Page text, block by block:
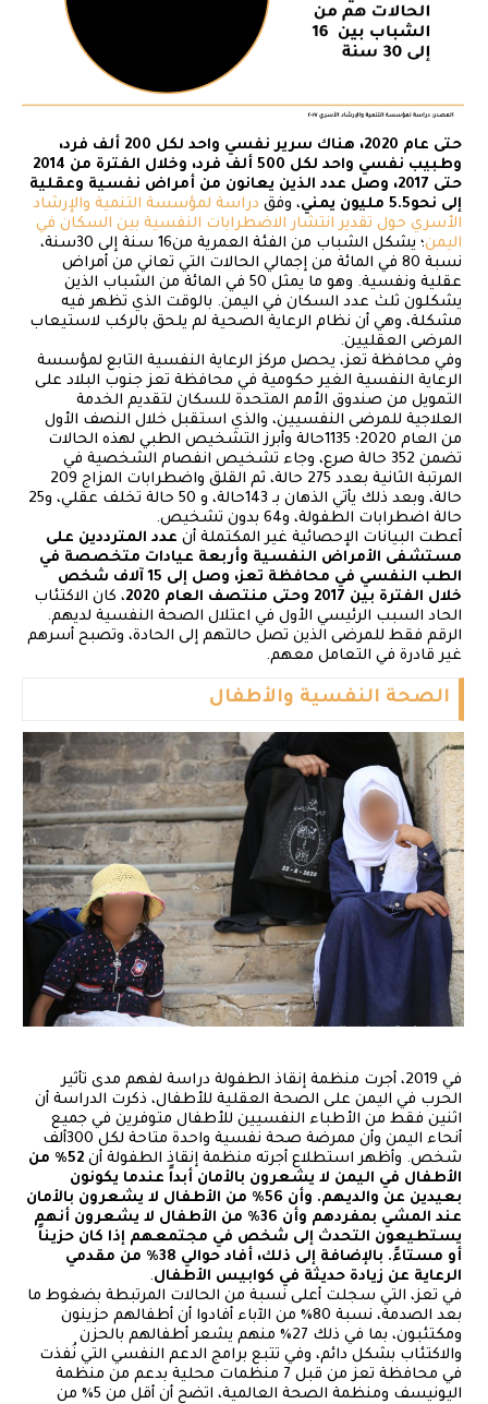
حتى عام 2020، هناك سرير نفسي واحد لكل 200 ألف فرد،
وطبيب نفسي واحد لكل 500 ألف فرد، وخلال الفترة من 2014
حتى 2017، وصل عدد الذين يعانون من أمراض نفسية وعقلية
إلى نحو5.5 مليون يمني
، وفق دراسة لمؤسسة التنمية والإرشاد
الأسري حول تقدير انتشار الاضطرابات النفسية بين السكان في
اليمن
؛ يشكل الشباب من الفئة العمرية من16 سنة إلى 30سنة،
نسبة 80 في المائة من إجمالي الحالات التي تعاني من أمراض
عقلية ونفسية. وهو ما يمثل 50 في المائة من الشباب الذين
يشكلون ثلث عدد السكان في اليمن. بالوقت الذي تظهر فيه
مشكلة، وهي أن نظام الرعاية الصحية لم يلحق بالركب لاستيعاب
المرضى العقليين.
وفي محافظة تعز، يحصل مركز الرعاية النفسية التابع لمؤسسة
الرعاية النفسية الغير حكومية في محافظة تعز جنوب البلاد على
التمويل من صندوق الأمم المتحدة للسكان لتقديم الخدمة
العلاجية للمرضى النفسيين، والذي استقبل خلال النصف الأول
من العام 2020؛ 1135حالة وأبرز التشخيص الطبي لهذه الحالات
تضمن 352 حالة صرع، وجاء تشخيص انفصام الشخصية في
المرتبة الثانية بعدد 275 حالة، ثم القلق واضطرابات المزاج 209
حالة، وبعد ذلك يأتي الذهان بـ 143حالة، و 50 حالة تخلف عقلي، و25
حالة اضطرابات الطفولة، و64 بدون تشخيص.
أعطت البيانات الإحصائية غير المكتملة أن عدد المترددين على
مستشفى الأمراض النفسية وأربعة عيادات متخصصة في
الطب النفسي في محافظة تعز، وصل إلى 15 آلاف شخص
خلال الفترة بين 2017 وحتى منتصف العام
2020، كان الاكتئاب
الحاد السبب الرئيسي الأول في اعتلال الصحة النفسية لديهم.
الرقم فقط للمرضى الذين تصل حالتهم إلى الحادة، وتصبح أسرهم
غير قادرة في التعامل معهم.
الصحة النفسية والأطفال
في 2019، أجرت منظمة إنقاذ الطفولة دراسة لفهم مدى تأثير
الحرب في اليمن على الصحة العقلية للأطفال، ذكرت الدراسة أن
اثنين فقط من الأطباء النفسيين للأطفال متوفرين في جميع
أنحاء اليمن وأن ممرضة صحة نفسية واحدة متاحة لكل 300ألف
شخص. وأظهر استطلاع أجرته منظمة إنقاذ الطفولة أن
52٪ من
الأطفال في اليمن لا يشعرون بالأمان أبداً عندما يكونون
بعيدين عن والديهم. وأن 56٪ من الأطفال لا يشعرون بالأمان
عند المشي بمفردهم وأن 36٪ من الأطفال لا يشعرون أنهم
يستطيعون التحدث إلى شخص في مجتمعهم إذا كان حزيناً
أو مستاءً. بالإضافة إلى ذلك، أفاد حوالي 38٪ من مقدمي
الرعاية عن زيادة حديثة في كوابيس الأطفال.
في تعز، التي سجلت أعلى نسبة من الحالات المرتبطة بضغوط ما
بعد الصدمة، نسبة 80٪ من الآباء أفادوا أن أطفالهم حزينون
ومكتئبون، بما في ذلك 27٪ منهم يشعر أطفالهم بالحزن
والاكتئاب بشكل دائم، وفي تتبع برامج الدعم النفسي التي نُفذت
في محافظة تعز من قبل 7 منظمات محلية بدعم من منظمة
اليونيسف ومنظمة الصحة العالمية، اتضح أن أقل من 5٪ من